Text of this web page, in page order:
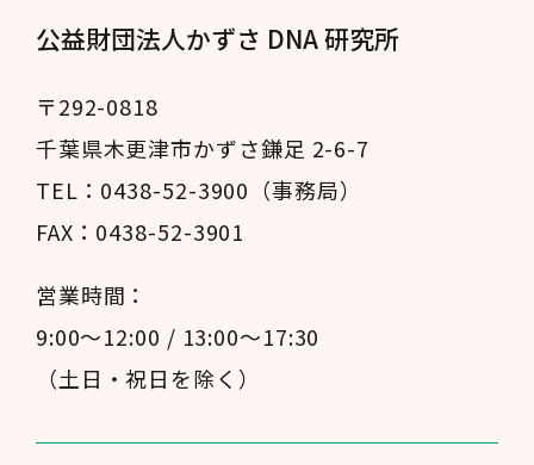
公益財団法人かずさ DNA 研究所
〒292-0818
千葉県木更津市かずさ鎌足 2-6-7
TEL：0438-52-3900（事務局）
FAX：0438-52-3901
営業時間：
9:00～12:00 / 13:00～17:30
（土日・祝日を除く）